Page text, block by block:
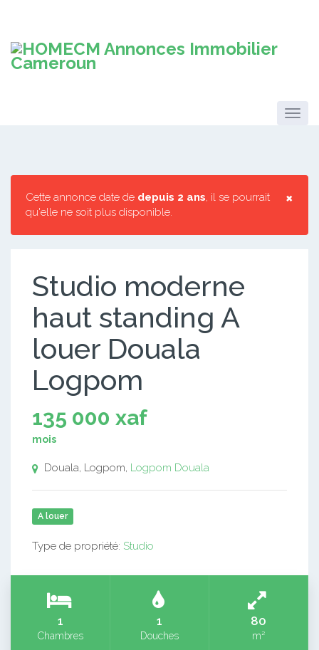
×
Cette annonce date de depuis 2 ans, il se pourrait
qu'elle ne soit plus disponible.
Studio moderne
haut standing A
louer Douala
Logpom
135 000 xaf
mois
Douala, Logpom, Logpom Douala
A louer
Type de propriété: Studio
1
Chambres
1
Douches
80
m²